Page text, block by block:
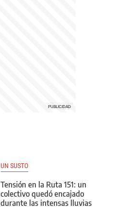
UN SUSTO
Tensión en la Ruta 151: un
colectivo quedó encajado
durante las intensas lluvias